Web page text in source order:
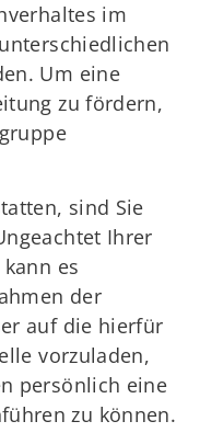
im
Um eine
zu fördern,
sind Sie
Ihrer
es
der
auf die hierfür
vorzuladen,
persönlich eine
zu können.